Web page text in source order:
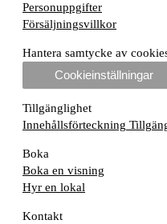
Personuppgifter
Försäljningsvillkor
Hantera samtycke av
Cookieinställningar
Tillgänglighet
Innehållsförteckning
Boka
Boka en visning
Hyr en lokal
Kontakt